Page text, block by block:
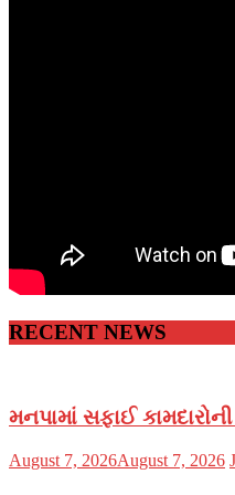
RECENT NEWS
મનપામાં સફાઈ
Posted
August 7, 2026August 7, 2026